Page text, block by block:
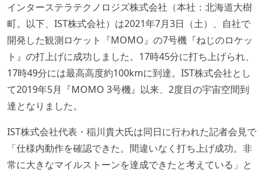
インターステラテクノロジズ株式会社（本社：北海道大樹
町。以下、IST株式会社）は2021年7月3日（土）、自社で
開発した観測ロケット『MOMO』の7号機『ねじのロケッ
ト』の打上げに成功しました。17時45分に打ち上げられ、
17時49分には最高高度約100kmに到達。IST株式会社とし
て2019年5月『MOMO 3号機』以来、2度目の宇宙空間到
達となりました。
IST株式会社代表・稲川貴大氏は同日に行われた記者会見で
「仕様内動作を確認できた。間違いなく打ち上げ成功。非
常に大きなマイルストーンを達成できたと考えている」と